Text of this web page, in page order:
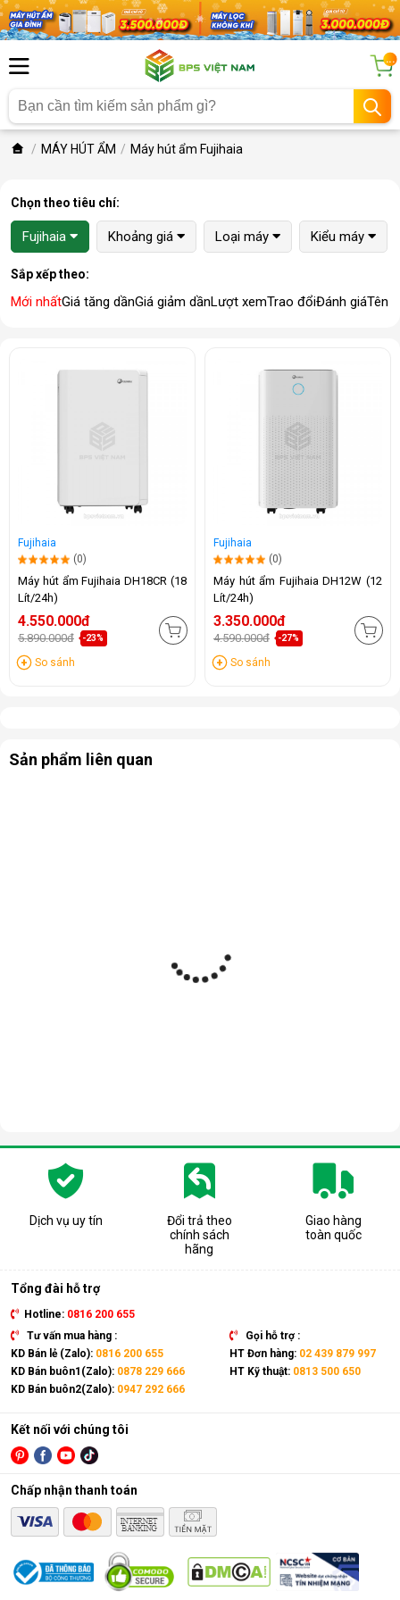
...
MÁY HÚT ẨM Máy hút ẩm Fujihaia
Chọn theo tiêu chí:
Fujihaia Khoảng giá Loại máy Kiểu máy
Sắp xếp theo:
Mới nhấtGiá tăng dầnGiá giảm dầnLượt xemTrao đổiĐánh giáTên
Fujihaia
(0)
Máy hút ẩm Fujihaia DH18CR (18
Lít/24h)
4.550.000đ
5.890.000đ -23%
So sánh
Fujihaia
(0)
Máy hút ẩm Fujihaia DH12W (12
Lít/24h)
3.350.000đ
4.590.000đ -27%
So sánh
Sản phẩm liên quan
Dịch vụ uy tín
Đổi trả theo
chính sách
hãng
Giao hàng
toàn quốc
Tổng đài hỗ trợ
Hotline: 0816 200 655
Tư vấn mua hàng :
KD Bán lẻ (Zalo): 0816 200 655
KD Bán buôn1(Zalo): 0878 229 666
KD Bán buôn2(Zalo): 0947 292 666
Gọi hỗ trợ :
HT Đơn hàng: 02 439 879 997
HT Kỹ thuật: 0813 500 650
Kết nối với chúng tôi
Chấp nhận thanh toán